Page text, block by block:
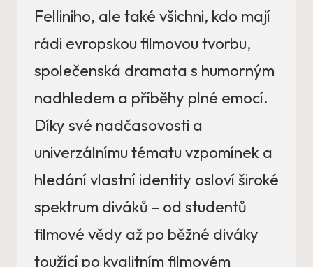
Felliniho, ale také všichni, kdo mají
rádi evropskou filmovou tvorbu,
společenská dramata s humorným
nadhledem a příběhy plné emocí.
Díky své nadčasovosti a
univerzálnímu tématu vzpomínek a
hledání vlastní identity osloví široké
spektrum diváků – od studentů
filmové vědy až po běžné diváky
toužící po kvalitním filmovém